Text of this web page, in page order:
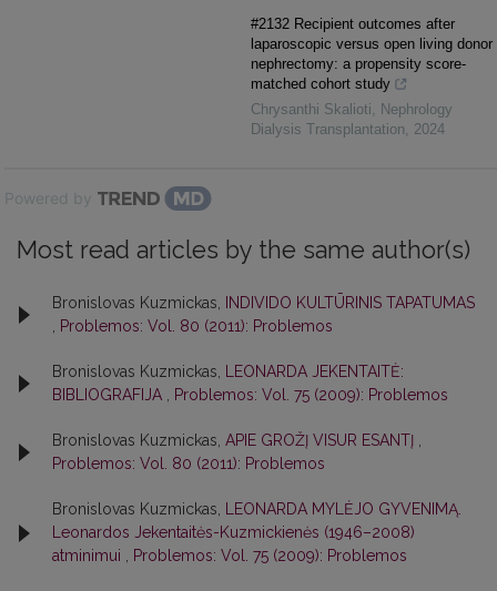
#2132 Recipient outcomes after
laparoscopic versus open living donor
nephrectomy: a propensity score-
matched cohort study
Chrysanthi Skalioti, Nephrology
Dialysis Transplantation, 2024
Powered by
Most read articles by the same author(s)
Bronislovas Kuzmickas,
INDIVIDO KULTŪRINIS TAPATUMAS
Problemos: Vol. 80 (2011): Problemos
Bronislovas Kuzmickas,
LEONARDA JEKENTAITĖ:
BIBLIOGRAFIJA
Problemos: Vol. 75 (2009): Problemos
Bronislovas Kuzmickas, APIE GROŽĮ VISUR ESANTĮ
Problemos: Vol. 80 (2011): Problemos
Bronislovas Kuzmickas,
LEONARDA MYLĖJO GYVENIMĄ.
Leonardos Jekentaitės-Kuzmickienės (1946–2008)
atminimui
Problemos: Vol. 75 (2009): Problemos